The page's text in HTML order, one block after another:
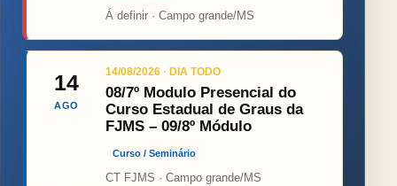
Á definir · Campo grande/MS
14
AGO
14/08/2026 · DIA TODO
08/7º Modulo Presencial do
Curso Estadual de Graus da
FJMS – 09/8º Módulo
Curso / Seminário
CT FJMS · Campo grande/MS